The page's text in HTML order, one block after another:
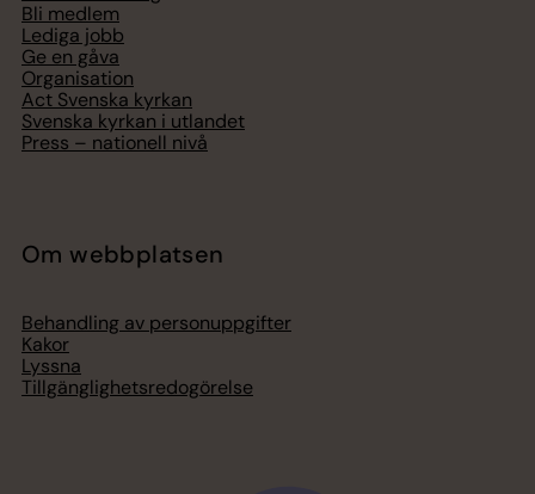
Bli medlem
Lediga jobb
Ge en gåva
Organisation
Act Svenska kyrkan
Svenska kyrkan i utlandet
Press – nationell nivå
Om webbplatsen
Behandling av personuppgifter
Kakor
Lyssna
Tillgänglighetsredogörelse